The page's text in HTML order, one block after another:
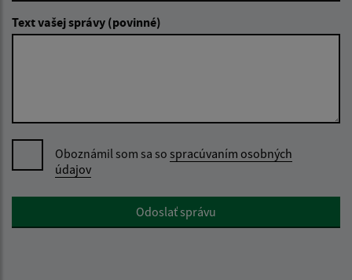
Text vašej správy (povinné)
Oboznámil som sa so spracúvaním osobných
údajov
Google reCaptcha ResponseOdoslať správu